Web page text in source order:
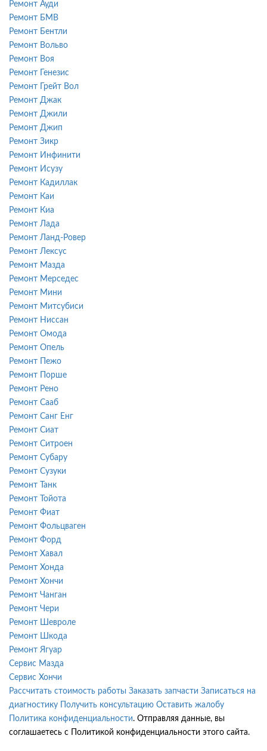
Ремонт Ауди
Ремонт БМВ
Ремонт Бентли
Ремонт Вольво
Ремонт Воя
Ремонт Генезис
Ремонт Грейт Вол
Ремонт Джак
Ремонт Джили
Ремонт Джип
Ремонт Зикр
Ремонт Инфинити
Ремонт Исузу
Ремонт Кадиллак
Ремонт Каи
Ремонт Киа
Ремонт Лада
Ремонт Ланд-Ровер
Ремонт Лексус
Ремонт Мазда
Ремонт Мерседес
Ремонт Мини
Ремонт Митсубиси
Ремонт Ниссан
Ремонт Омода
Ремонт Опель
Ремонт Пежо
Ремонт Порше
Ремонт Рено
Ремонт Сааб
Ремонт Санг Енг
Ремонт Сиат
Ремонт Ситроен
Ремонт Субару
Ремонт Сузуки
Ремонт Танк
Ремонт Тойота
Ремонт Фиат
Ремонт Фольцваген
Ремонт Форд
Ремонт Хавал
Ремонт Хонда
Ремонт Хончи
Ремонт Чанган
Ремонт Чери
Ремонт Шевроле
Ремонт Шкода
Ремонт Ягуар
Сервис Мазда
Сервис Хончи
Рассчитать стоимость работы Заказать запчасти Записаться на
диагностику
Получить консультацию Оставить жалобу
Политика конфиденциальности. Отправляя данные, вы
соглашаетесь с Политикой конфиденциальности этого сайта.